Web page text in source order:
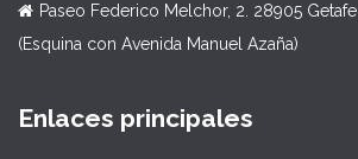
Paseo Federico Melchor, 2. 28905 Getafe
(Esquina con Avenida Manuel Azaña)
Enlaces principales